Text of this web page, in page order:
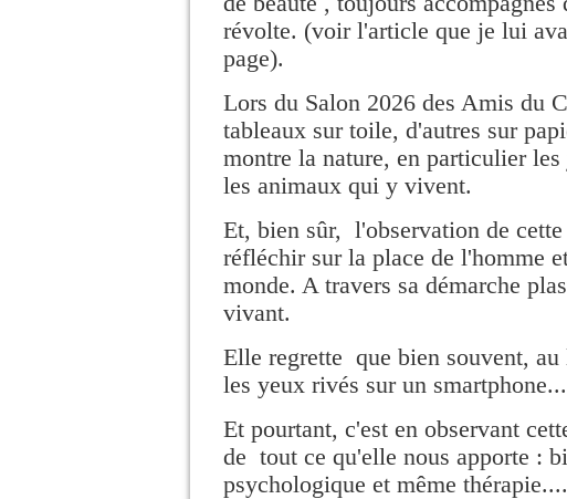
révolte. (voir l'article que je lui
page).
Lors du Salon 2026 des Amis du
tableaux sur toile, d'autres sur
montre la nature, en particulier
les animaux qui y vivent.
Et, bien sûr, l'observation de
réfléchir sur la place de l'homme
monde. A travers sa démarche
vivant.
Elle regrette que bien souvent,
les yeux rivés sur un smartphone...
Et pourtant, c'est en observant
de tout ce qu'elle nous apporte :
psychologique et même thérapie....